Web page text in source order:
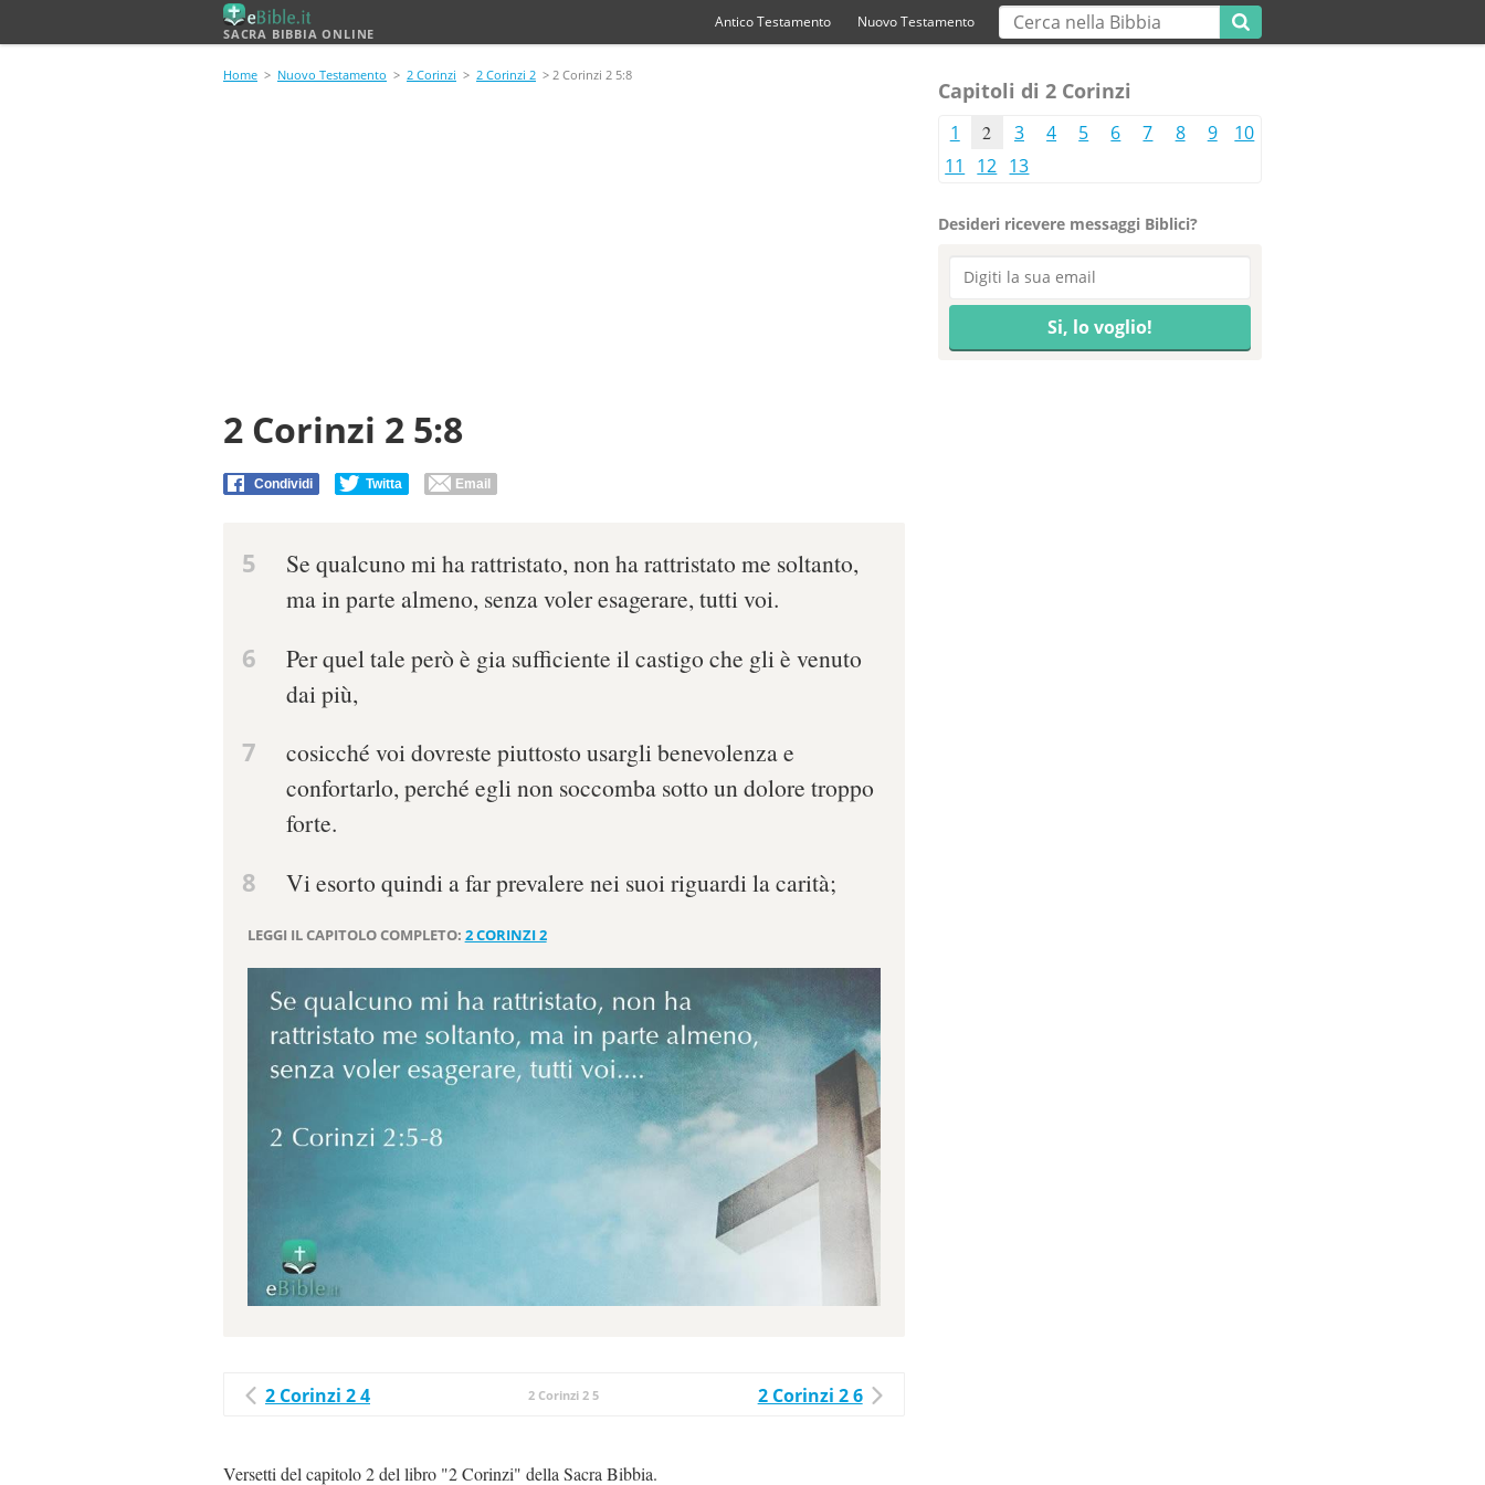
SACRA BIBBIA ONLINE
Antico Testamento Nuovo Testamento
Home > Nuovo Testamento > 2 Corinzi > 2 Corinzi 2 > 2 Corinzi 2 5:8
2 Corinzi 2 5:8
Condividi Twitta Email
5
Se qualcuno mi ha rattristato, non ha rattristato me soltanto,
ma in parte almeno, senza voler esagerare, tutti voi.
6
Per quel tale però è gia sufficiente il castigo che gli è venuto
dai più,
7
cosicché voi dovreste piuttosto usargli benevolenza e
confortarlo, perché egli non soccomba sotto un dolore troppo
forte.
8
Vi esorto quindi a far prevalere nei suoi riguardi la carità;
LEGGI IL CAPITOLO COMPLETO: 2 CORINZI 2
2 Corinzi 2 4 2 Corinzi 2 5 2 Corinzi 2 6
Versetti del capitolo 2 del libro "2 Corinzi" della Sacra Bibbia.
Capitoli di 2 Corinzi
1 2 3 4 5 6 7 8 9
10
11
12 13
Desideri ricevere messaggi Biblici?